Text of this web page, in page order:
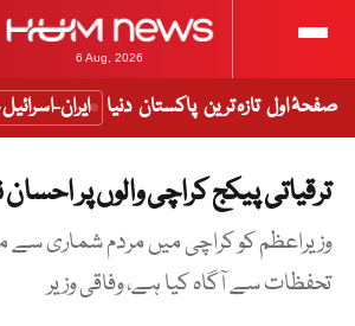
6 Aug, 2026
صفحۂ اول تازہ ترین پاکستان دنیا ایران-
ترقیاتی پیکج کراچی والوں پر
وزیراعظم کو کراچی میں مردم شماری سے
تحفظات سے آگاہ کیا ہے، وفاقی وزیر